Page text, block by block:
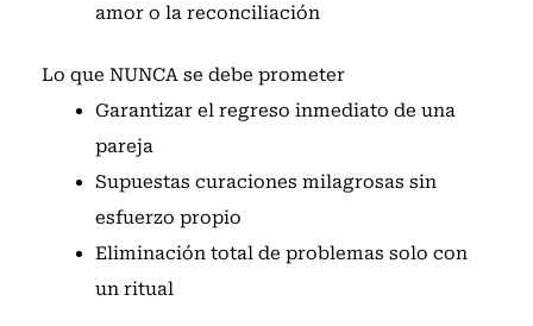
amor o la reconciliación
Lo que NUNCA se debe prometer
Garantizar el regreso inmediato de una
pareja
Supuestas curaciones milagrosas sin
esfuerzo propio
Eliminación total de problemas solo con
un ritual